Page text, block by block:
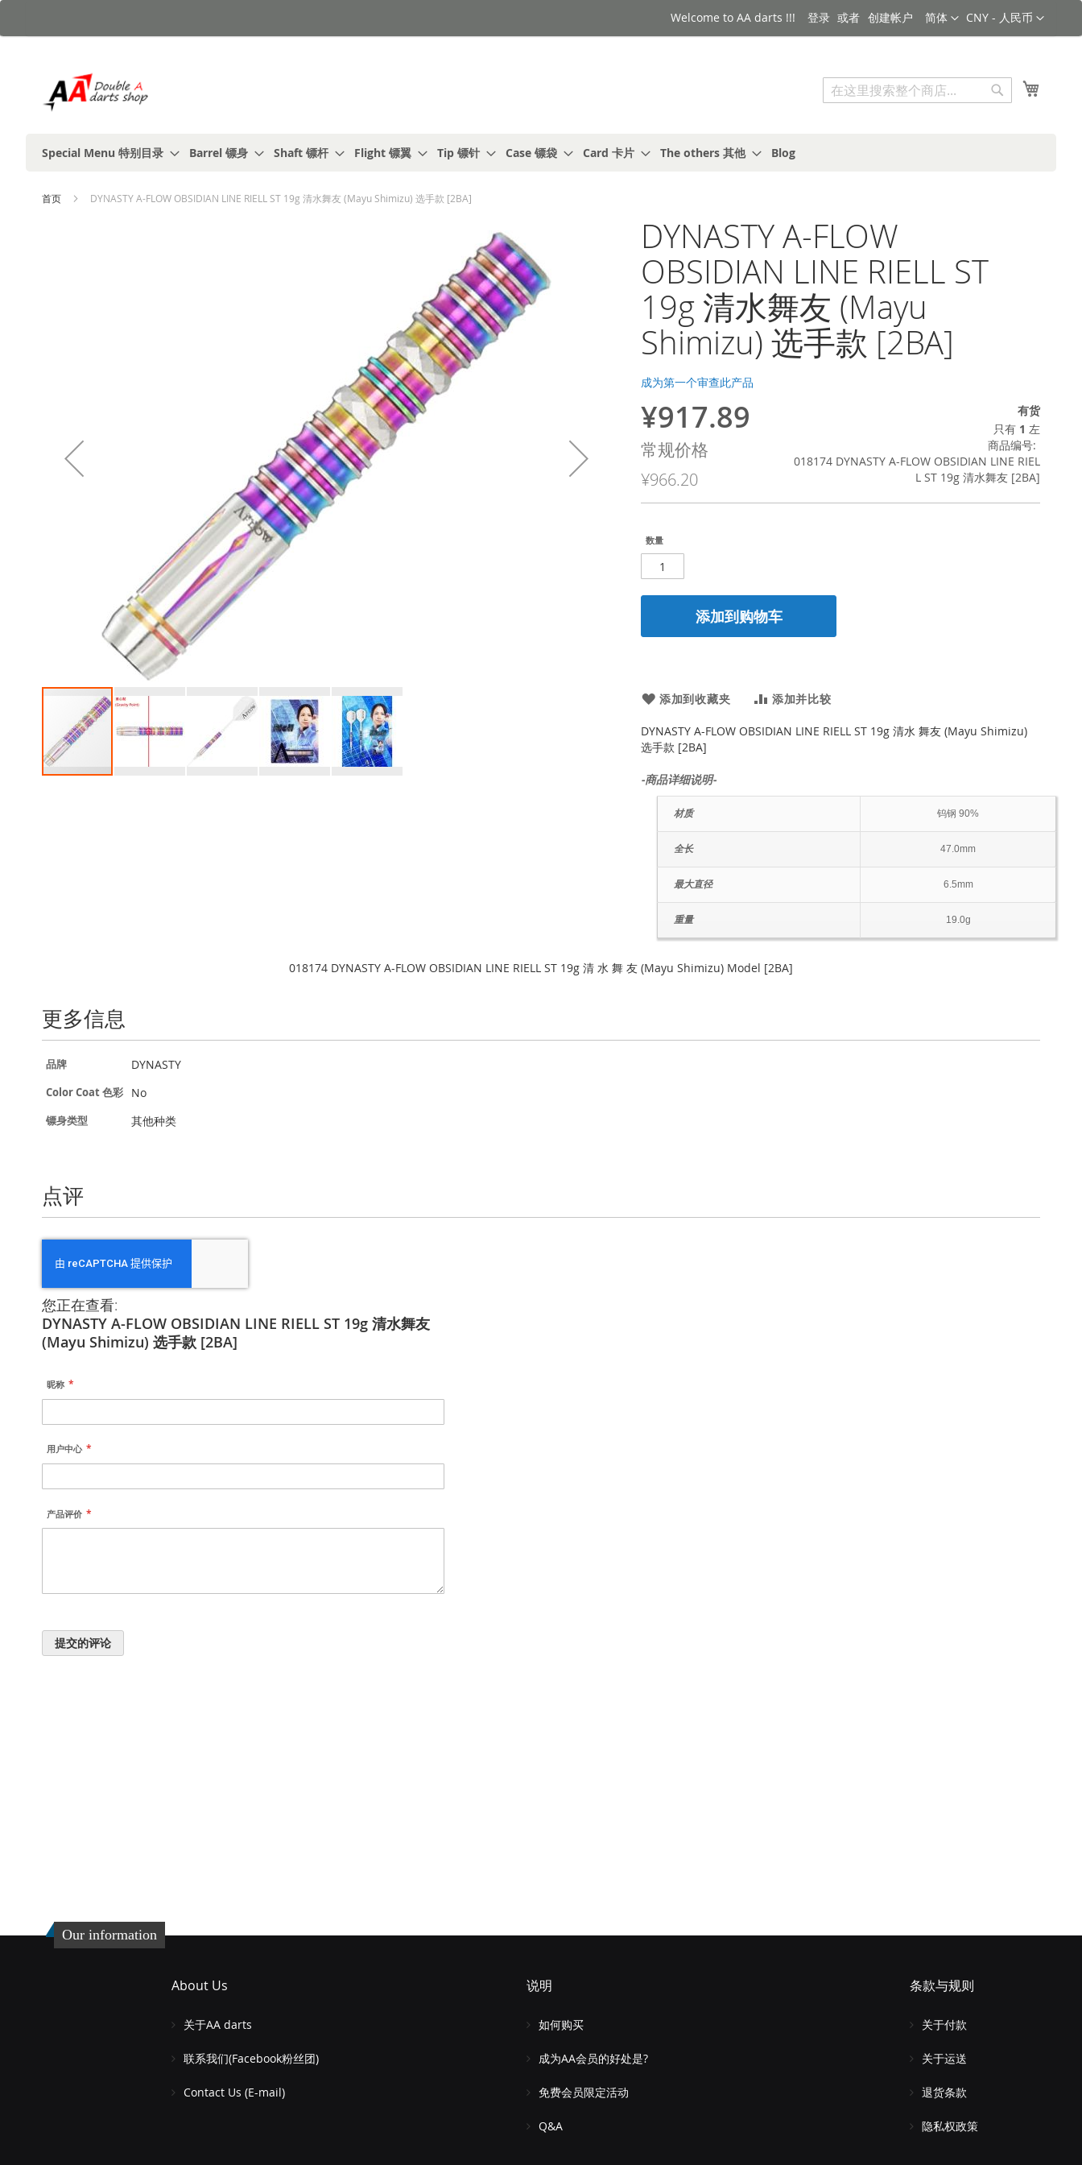
到
货币
CNY - 人民币
语言
简体
Welcome to AA darts !!! 登录 创建帐户
搜索
Special Menu 特别目录
Barrel 镖身 Shaft 镖杆 Flight 镖翼 Tip 镖针 Case 镖袋 Card 卡片 The others 其他 Blog
首页 DYNASTY A-FLOW OBSIDIAN LINE RIELL ST 19g 清水舞友 (Mayu Shimizu) 选手款 [2BA]
DYNASTY A-FLOW
OBSIDIAN LINE RIELL ST
19g 清水舞友 (Mayu
Shimizu) 选手款 [2BA]
成为第一个审查此产品
特
殊
价
格
¥917.89
常规价格
¥966.20
有货
只有 1 左
商品编号
018174 DYNASTY A-FLOW OBSIDIAN LINE RIEL
L ST 19g 清水舞友 [2BA]
数量
添加到购物车
添加到收藏夹 添加并比较
DYNASTY A-FLOW OBSIDIAN LINE RIELL ST 19g 清水 舞友 (Mayu Shimizu)
选手款 [2BA]
-商品详细说明-
材质 钨钢 90%
全长 47.0mm
最大直径 6.5mm
重量 19.0g
018174 DYNASTY A-FLOW OBSIDIAN LINE RIELL ST 19g 清 水 舞 友 (Mayu Shimizu) Model [2BA]
更多信息
更
信
品牌 DYNASTY
Color Coat 色彩 No
镖身类型 其他种类
点评
您正在查看:
DYNASTY A-FLOW OBSIDIAN LINE RIELL ST 19g 清水舞友
(Mayu Shimizu) 选手款 [2BA]
昵称
用户中心
产品评价
提交的评论
Our information
About Us
关于AA darts
联系我们(Facebook粉丝团)
Contact Us (E-mail)
说明
如何购买
成为AA会员的好处是?
免费会员限定活动
Q&A
条款与规则
关于付款
关于运送
退货条款
隐私权政策